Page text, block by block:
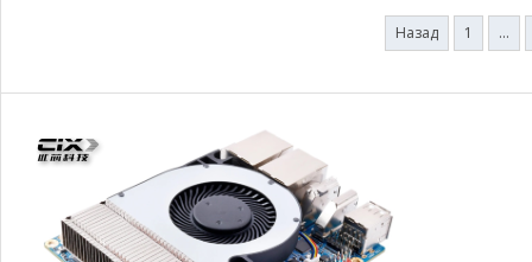
Назад 1 …